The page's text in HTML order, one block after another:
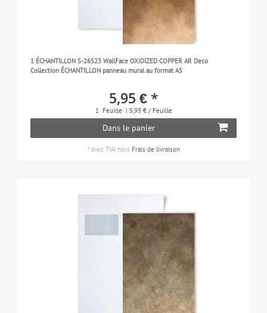
1 ÉCHANTILLON S-26523 WallFace OXIDIZED COPPER AR Deco
Collection ÉCHANTILLON panneau mural au format A5
5,95 € *
1 Feuille | 5,95 € / Feuille
Dans le panier
*avec TVAhors Frais de livraison